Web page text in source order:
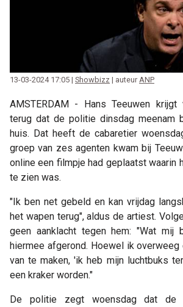
13-03-2024 17:05 | Showbizz | auteur ANP
AMSTERDAM - Hans Teeuwen
terug dat de politie dinsdag meenam
huis. Dat heeft de cabaretier
groep van zes agenten kwam bij
online een filmpje had geplaatst waarin
te zien was.
"Ik ben net gebeld en kan vrijdag
het wapen terug", aldus de artiest.
geen aanklacht tegen hem: "Wat
hiermee afgerond. Hoewel ik overweeg
van te maken, 'ik heb mijn luchtbuks
een kraker worden."
De politie zegt woensdag dat de